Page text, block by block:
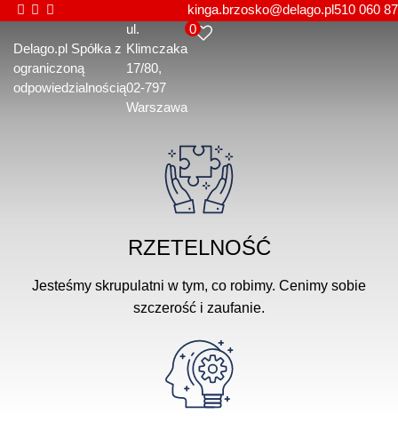
Delago.pl Spółka z
ograniczoną
odpowiedzialnością
ul.
Klimczaka
17/80
02-797
Warszawa
kinga.brzosko@delago.pl510 060
0
RZETELNOŚĆ
Jesteśmy skrupulatni w tym, co robimy. Cenimy sobie
szczerość i zaufanie.